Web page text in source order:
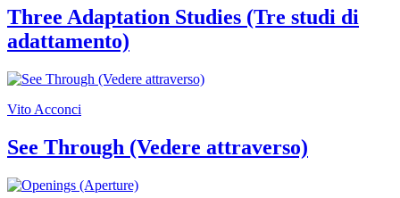
Three Adaptation Studies (Tre studi di
adattamento)
Vito Acconci
See Through (Vedere attraverso)